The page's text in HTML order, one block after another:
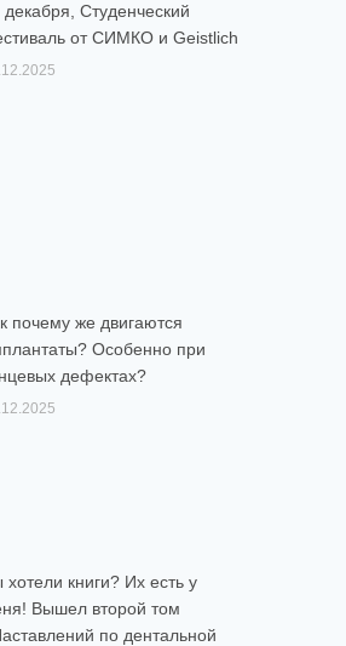
декабря, Студенческий
от СИМКО и Geistlich
почему же двигаются
Особенно при
дефектах?
хотели книги? Их есть у
Вышел второй том
по дентальной